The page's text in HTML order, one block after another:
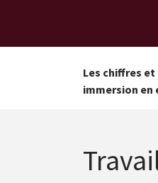
Les chiffres
immersion